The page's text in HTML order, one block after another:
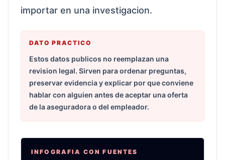
importar en una investigacion.
DATO PRACTICO
Estos datos publicos no reemplazan una
revision legal. Sirven para ordenar preguntas,
preservar evidencia y explicar por que conviene
hablar con alguien antes de aceptar una oferta
de la aseguradora o del empleador.
INFOGRAFIA CON FUENTES